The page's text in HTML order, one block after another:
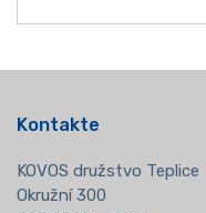
Kontakte
KOVOS družstvo Teplice
Okružní 300